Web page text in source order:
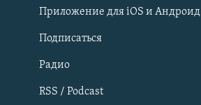
Qırımtatar
ПРИСОЕДИНЯЙТЕСЬ!
Приложение для iOS и Андроид
Подписаться
Радио
RSS / Podcast